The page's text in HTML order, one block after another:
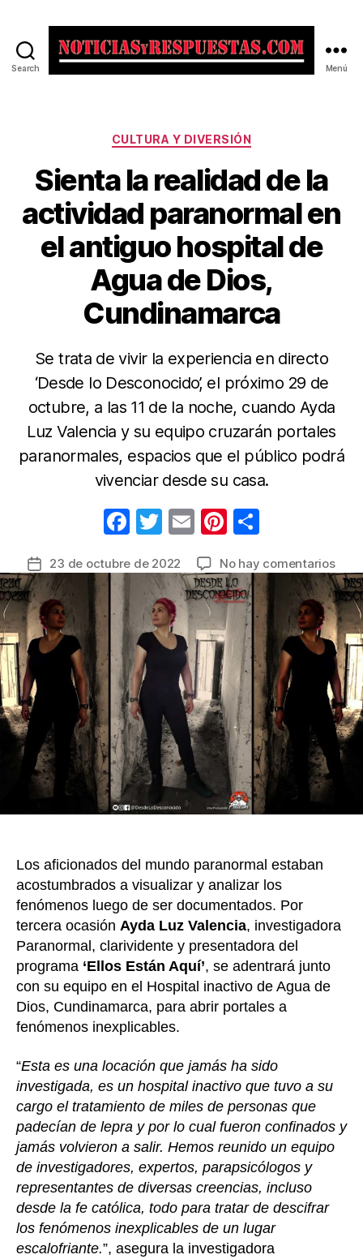
Search Menú
Categorías
CULTURA Y DIVERSIÓN
Sienta la realidad de la
actividad paranormal en
el antiguo hospital de
Agua de Dios,
Cundinamarca
Se trata de vivir la experiencia en directo
‘Desde lo Desconocido’, el próximo 29 de
octubre, a las 11 de la noche, cuando Ayda
Luz Valencia y su equipo cruzarán portales
paranormales, espacios que el público podrá
vivenciar desde su casa.
F
c
e
b
o
o
k
T
itt
er
E
ail
Pi
er
e
st
m
p
ar
tir
Fecha
de
la
entrada
23 de octubre de 2022 No hay comentariosen
la
de
la
en
el
de
Los aficionados del mundo paranormal estaban
acostumbrados a visualizar y analizar los
fenómenos luego de ser documentados. Por
tercera ocasión Ayda Luz Valencia, investigadora
Paranormal, clarividente y presentadora del
programa ‘Ellos Están Aquí’, se adentrará junto
con su equipo en el Hospital inactivo de Agua de
Dios, Cundinamarca, para abrir portales a
fenómenos inexplicables.
“Esta es una locación que jamás ha sido
investigada, es un hospital inactivo que tuvo a su
cargo el tratamiento de miles de personas que
padecían de lepra y por lo cual fueron confinados y
jamás volvieron a salir. Hemos reunido un equipo
de investigadores, expertos, parapsicólogos y
representantes de diversas creencias, incluso
desde la fe católica, todo para tratar de descifrar
los fenómenos inexplicables de un lugar
escalofriante.”, asegura la investigadora